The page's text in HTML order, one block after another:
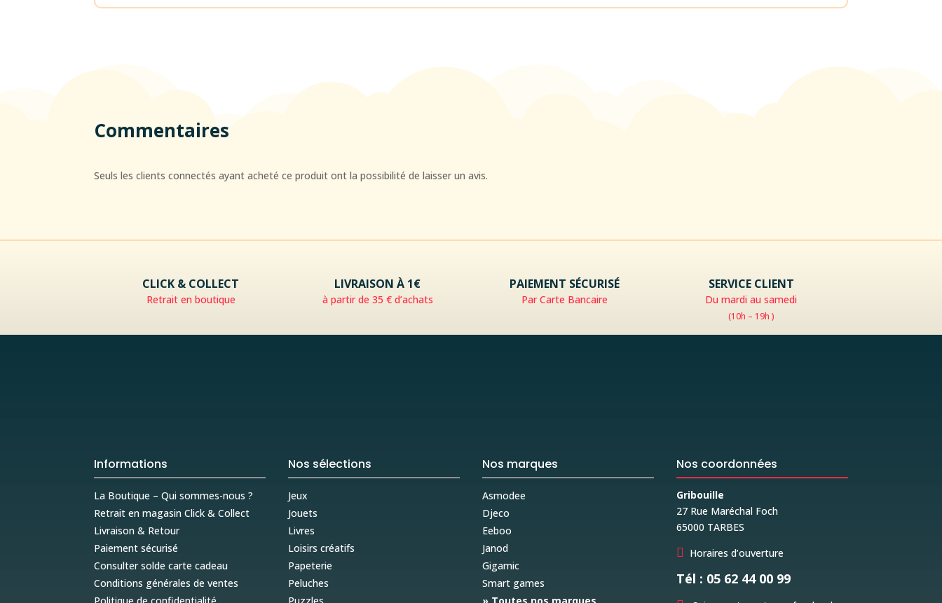
Commentaires
Seuls les clients connectés ayant acheté ce produit ont la possibilité de laisser un avis.
CLICK & COLLECT
Retrait en boutique
LIVRAISON À 1€
à partir de 35 € d’achats
PAIEMENT SÉCURISÉ
Par Carte Bancaire
SERVICE CLIENT
Du mardi au samedi
(10h – 19h )
Informations
La Boutique – Qui sommes-nous ?
Retrait en magasin Click & Collect
Livraison & Retour
Paiement sécurisé
Consulter solde carte cadeau
Conditions générales de ventes
Nos sélections
Jeux
Jouets
Livres
Loisirs créatifs
Papeterie
Peluches
Nos marques
Asmodee
Djeco
Eeboo
Janod
Gigamic
Smart games
Nos coordonnées
Gribouille
27 Rue Maréchal Foch
65000 TARBES
 Horaires d’ouverture
Tél : 05 62 44 00 99